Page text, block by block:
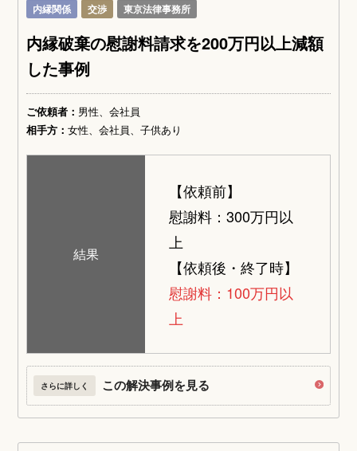
内縁関係 交渉 東京法律事務所
内縁破棄の慰謝料請求を200万円以上減額
した事例
ご依頼者： 男性、会社員
相手方：女性、会社員、子供あり
結果
【依頼前】
慰謝料：300万円以
上
【依頼後・終了時】
慰謝料：100万円以
上
さらに詳しく この解決事例を見る